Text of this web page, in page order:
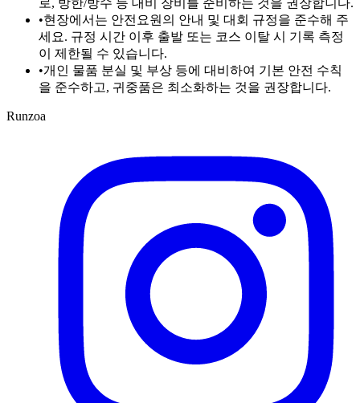
•현장에서는 안전요원의 안내 및 대회 규정을 준수해 주
세요. 규정 시간 이후 출발 또는 코스 이탈 시 기록 측정
이 제한될 수 있습니다.
•개인 물품 분실 및 부상 등에 대비하여 기본 안전 수칙
을 준수하고, 귀중품은 최소화하는 것을 권장합니다.
Runzoa